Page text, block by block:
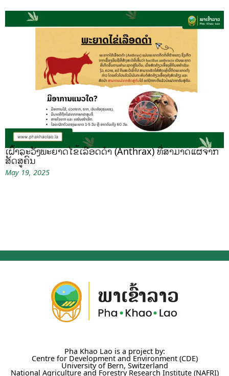
ເຝົ້າລະວັງພະຍາດໄຂ້ເລືອດດຳ (Anthrax) ທີ່ສາມາດແຜ່ຈາກ
ສັດສູ່ຄົນ
May 19, 2025
Pha Khao Lao is a project by:
Centre for Development and Environment (CDE)
University of Bern, Switzerland
National Agriculture and Forestry Research Institute (NAFRI)